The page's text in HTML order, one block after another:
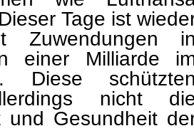
Tage ist
Zuwendungen
einer Milliarde
Diese
nicht
und Gesundheit